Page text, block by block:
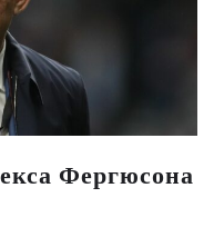
Фергюсона